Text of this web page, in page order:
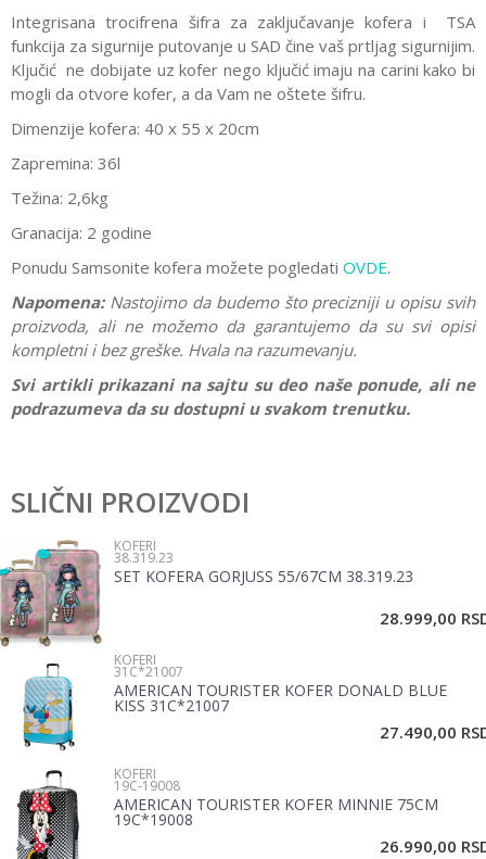
Integrisana trocifrena šifra za zaključavanje kofera i TSA
funkcija za sigurnije putovanje u SAD čine vaš prtljag sigurnijim.
Ključić ne dobijate uz kofer nego ključić imaju na carini kako bi
mogli da otvore kofer, a da Vam ne oštete šifru.
Dimenzije kofera: 40 x 55 x 20cm
Zapremina: 36l
Težina: 2,6kg
Granacija: 2 godine
Ponudu Samsonite kofera možete pogledati OVDE.
Napomena: Nastojimo da budemo što precizniji u opisu svih
proizvoda, ali ne možemo da garantujemo da su svi opisi
kompletni i bez greške. Hvala na razumevanju.
Svi artikli prikazani na sajtu su deo naše ponude, ali ne
podrazumeva da su dostupni u svakom trenutku.
Brend
Ime/Nadimak
Email
Poruka
SLIČNI PROIZVODI
KOFERI
38.319.23
SET KOFERA GORJUSS 55/67CM 38.319.23
28.999,00
KOFERI
31C*21007
AMERICAN TOURISTER KOFER DONALD BLUE
KISS 31C*21007
27.490,00
KOFERI
19C-19008
AMERICAN TOURISTER KOFER MINNIE 75CM
19C*19008
26.990,00